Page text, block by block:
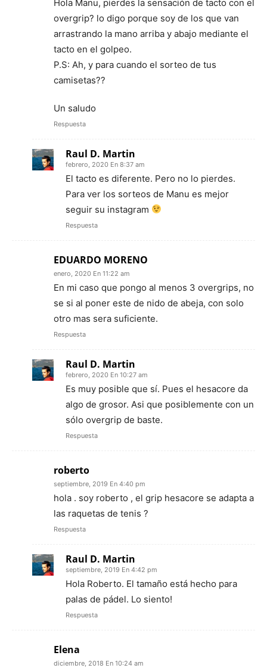
Hola Manu, pierdes la sensación de tacto con el
overgrip? lo digo porque soy de los que van
arrastrando la mano arriba y abajo mediante el
tacto en el golpeo.
P.S: Ah, y para cuando el sorteo de tus
camisetas??
Un saludo
Respuesta
Raul D. Martin
febrero, 2020 En 8:37 am
El tacto es diferente. Pero no lo pierdes.
Para ver los sorteos de Manu es mejor
seguir su instagram
Respuesta
EDUARDO MORENO
enero, 2020 En 11:22 am
En mi caso que pongo al menos 3 overgrips, no
se si al poner este de nido de abeja, con solo
otro mas sera suficiente.
Respuesta
Raul D. Martin
febrero, 2020 En 10:27 am
Es muy posible que sí. Pues el hesacore da
algo de grosor. Asi que posiblemente con un
sólo overgrip de baste.
Respuesta
roberto
septiembre, 2019 En 4:40 pm
hola . soy roberto , el grip hesacore se adapta a
las raquetas de tenis ?
Respuesta
Raul D. Martin
septiembre, 2019 En 4:42 pm
Hola Roberto. El tamaño está hecho para
palas de pádel. Lo siento!
Respuesta
Elena
diciembre, 2018 En 10:24 am